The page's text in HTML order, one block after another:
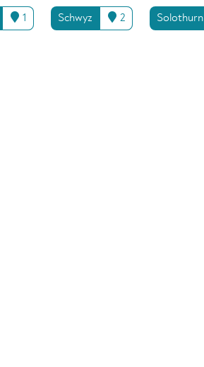
1 Schwyz 2 Solothurn